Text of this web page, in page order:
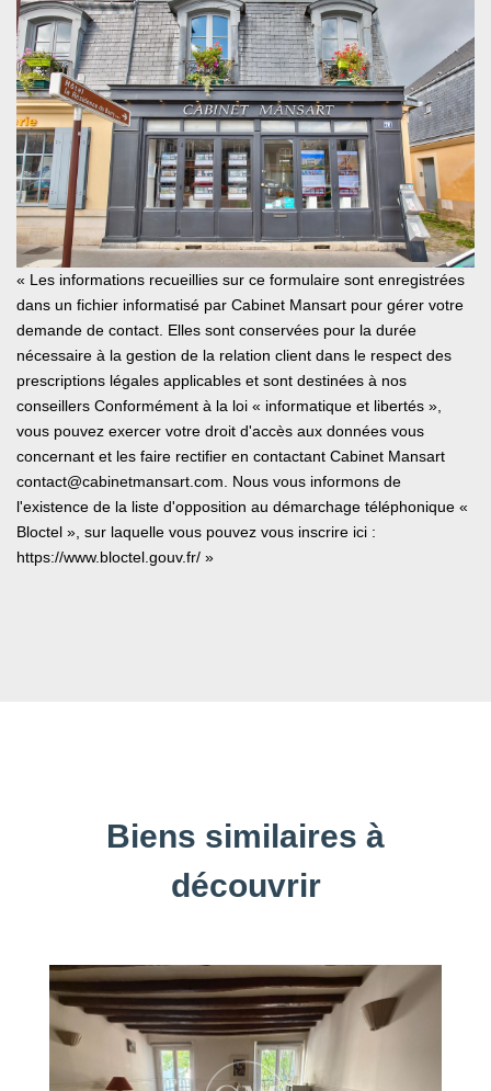
« Les informations recueillies sur ce formulaire sont enregistrées
dans un fichier informatisé par Cabinet Mansart pour gérer votre
demande de contact. Elles sont conservées pour la durée
nécessaire à la gestion de la relation client dans le respect des
prescriptions légales applicables et sont destinées à nos
conseillers Conformément à la loi « informatique et libertés »,
vous pouvez exercer votre droit d'accès aux données vous
concernant et les faire rectifier en contactant Cabinet Mansart
contact@cabinetmansart.com. Nous vous informons de
l'existence de la liste d'opposition au démarchage téléphonique «
Bloctel », sur laquelle vous pouvez vous inscrire ici :
https://www.bloctel.gouv.fr/ »
Biens similaires à
découvrir